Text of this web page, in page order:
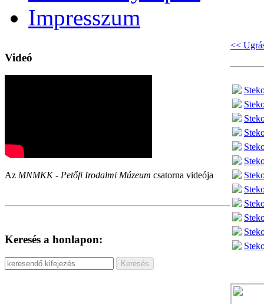
Impresszum
Videó
Az MNMKK - Petőfi Irodalmi Múzeum csatorna videója
Keresés a honlapon:
<<